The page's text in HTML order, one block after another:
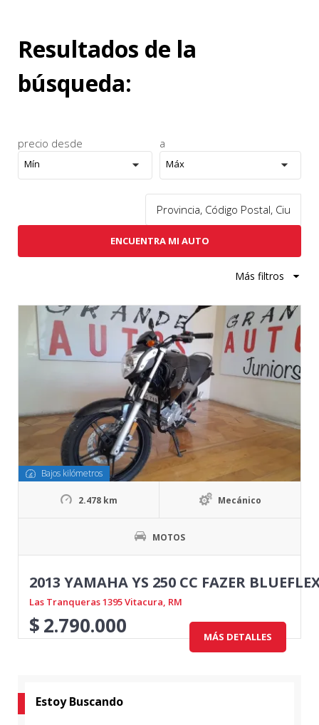
Resultados de la
búsqueda:
precio desde
Mín
a
Máx
ENCUENTRA MI AUTO
Más filtros
Bajos kilómetros
2.478 km Mecánico
MOTOS
2013 YAMAHA YS 250 CC FAZER
Las Tranqueras 1395 Vitacura, RM
$2.790.000 MÁS DETALLES
Estoy Buscando